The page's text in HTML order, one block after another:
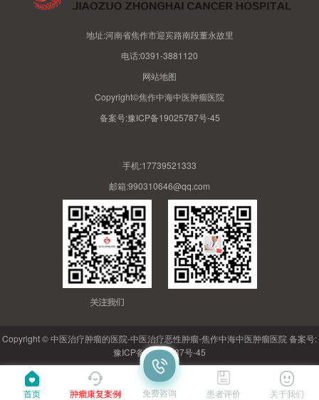
地址:河南省焦作市迎宾路南段董永故里
电话:0391-3881120
网站地图
Copyright©焦作中海中医肿瘤医院
备案号:豫ICP备19025787号-45
手机:17739521333
邮箱:990310646@qq.com
Copyright © 中医治疗肿瘤的医院-中医治疗恶性肿瘤-焦作中海中医肿瘤医院 备案号:
豫ICP备19025787号-45
首页 肿瘤康复案例 免费咨询 患者评价 关于我们